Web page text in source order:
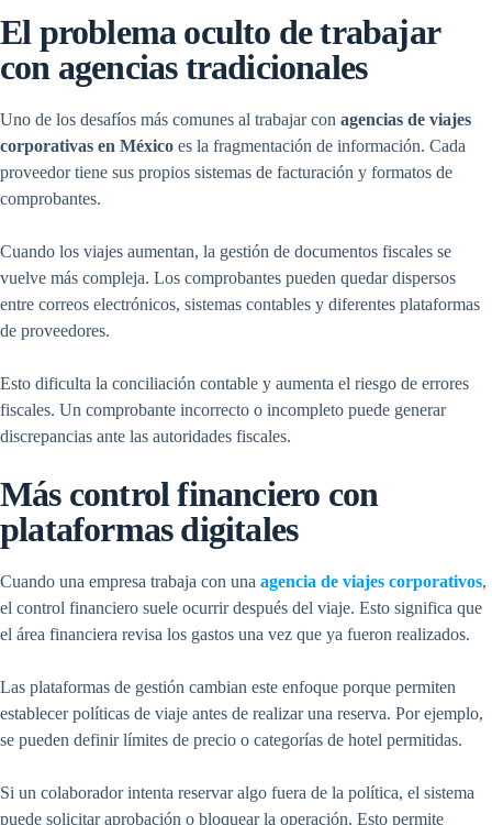
El problema oculto de trabajar
con agencias tradicionales
Uno de los desafíos más comunes al trabajar con agencias de viajes
corporativas en México es la fragmentación de información. Cada
proveedor tiene sus propios sistemas de facturación y formatos de
comprobantes.
Cuando los viajes aumentan, la gestión de documentos fiscales se
vuelve más compleja. Los comprobantes pueden quedar dispersos
entre correos electrónicos, sistemas contables y diferentes plataformas
de proveedores.
Esto dificulta la conciliación contable y aumenta el riesgo de errores
fiscales. Un comprobante incorrecto o incompleto puede generar
discrepancias ante las autoridades fiscales.
Más control financiero con
plataformas digitales
Cuando una empresa trabaja con una agencia de viajes corporativos,
el control financiero suele ocurrir después del viaje. Esto significa que
el área financiera revisa los gastos una vez que ya fueron realizados.
Las plataformas de gestión cambian este enfoque porque permiten
establecer políticas de viaje antes de realizar una reserva. Por ejemplo,
se pueden definir límites de precio o categorías de hotel permitidas.
Si un colaborador intenta reservar algo fuera de la política, el sistema
puede solicitar aprobación o bloquear la operación. Esto permite